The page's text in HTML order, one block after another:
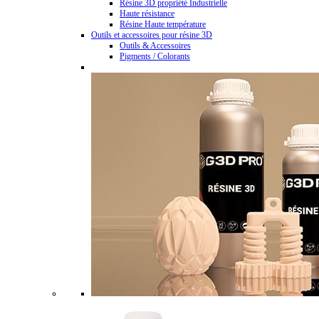
Résine 3D propriété Industrielle
Haute résistance
Résine Haute température
Outils et accessoires pour résine 3D
Outils & Accessoires
Pigments / Colorants